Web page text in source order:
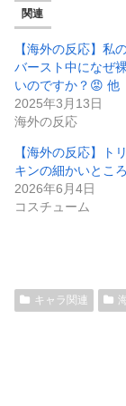
関連
【海外の反応】私
バースト中になぜ
いのですか？😡 他
2025年3月13日
海外の反応
【海外の反応】ト
キンの細かいところ
2026年6月4日
コスチューム
キャラ関連